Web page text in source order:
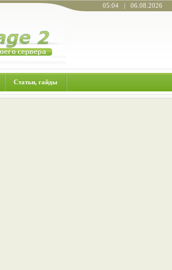
05:04 | 06.08.2026
Статьи, гайды